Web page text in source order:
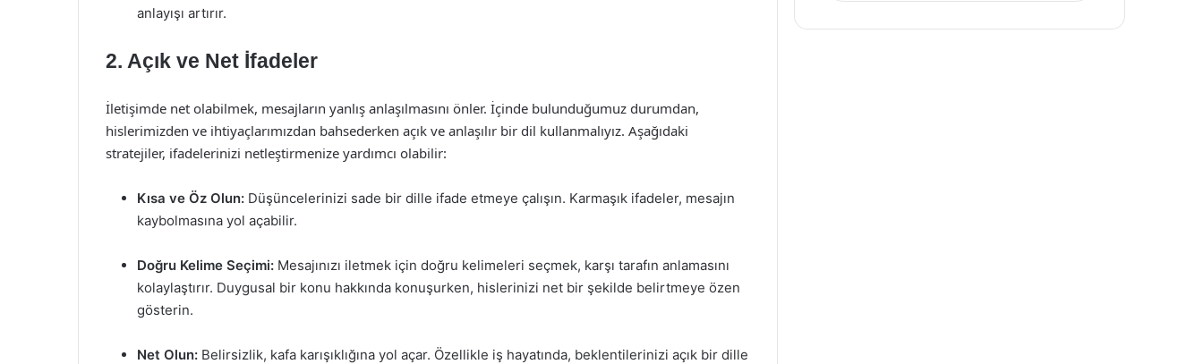
anlayışı artırır.
2. Açık ve Net İfadeler
İletişimde net olabilmek, mesajların yanlış anlaşılmasını önler. İçinde bulunduğumuz durumdan,
hislerimizden ve ihtiyaçlarımızdan bahsederken açık ve anlaşılır bir dil kullanmalıyız. Aşağıdaki
stratejiler, ifadelerinizi netleştirmenize yardımcı olabilir:
Kısa ve Öz Olun: Düşüncelerinizi sade bir dille ifade etmeye çalışın. Karmaşık ifadeler, mesajın
kaybolmasına yol açabilir.
Doğru Kelime Seçimi: Mesajınızı iletmek için doğru kelimeleri seçmek, karşı tarafın anlamasını
kolaylaştırır. Duygusal bir konu hakkında konuşurken, hislerinizi net bir şekilde belirtmeye özen
gösterin.
Net Olun: Belirsizlik, kafa karışıklığına yol açar. Özellikle iş hayatında, beklentilerinizi açık bir dille